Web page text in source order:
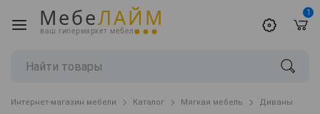
МебеЛАЙМ
ваш гипермаркет мебели
1
Интернет-магазин мебели Каталог Мягкая мебель Диваны